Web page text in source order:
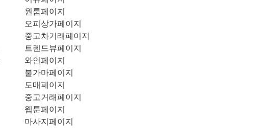
원룸페이지
오피상가페이지
중고차거래페이지
트렌드뷰페이지
와인페이지
불가마페이지
도매페이지
중고거래페이지
웹툰페이지
마사지페이지